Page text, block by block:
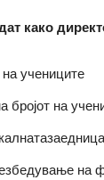
како
учениците
бројот на
на